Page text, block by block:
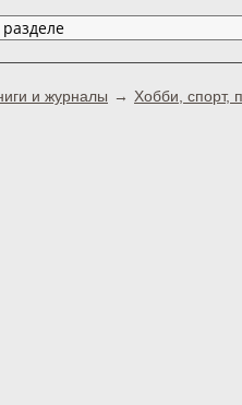
и журналы Хобби, спорт,